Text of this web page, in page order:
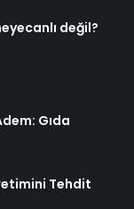
değil?
Gıda
Tehdit